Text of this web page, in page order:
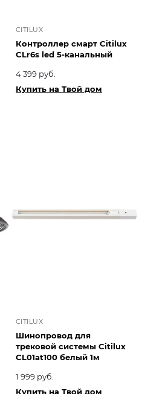
CITILUX
Контроллер смарт Citilux
CLr6s led 5-канальный
4 399 руб.
Купить на Твой дом
CITILUX
Шинопровод для
трековой системы Citilux
CL01at100 белый 1м
1 999 руб.
Купить на Твой дом